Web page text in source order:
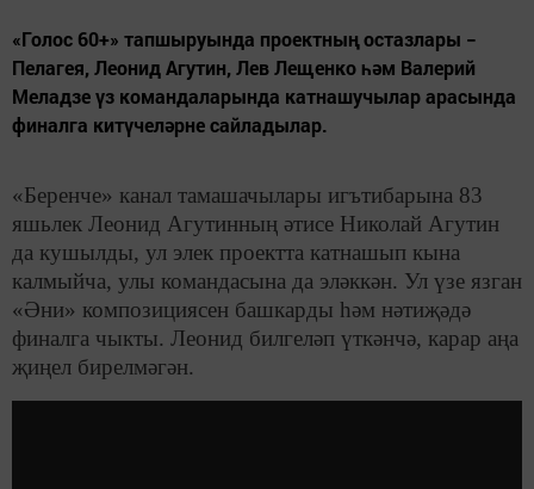
«Голос 60+» тапшыруында проектның остазлары −
Пелагея, Леонид Агутин, Лев Лещенко һәм Валерий
Меладзе үз командаларында катнашучылар арасында
финалга китүчеләрне сайладылар.
«Беренче» канал тамашачылары игътибарына 83
яшьлек Леонид Агутинның әтисе Николай Агутин
да кушылды, ул элек проектта катнашып кына
калмыйча, улы командасына да эләккән. Ул үзе язган
«Әни» композициясен башкарды һәм нәтиҗәдә
финалга чыкты. Леонид билгеләп үткәнчә, карар аңа
җиңел бирелмәгән.